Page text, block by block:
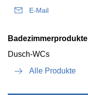
E-Mail
Badezimmerprodukte
Dusch-WCs
Alle Produkte